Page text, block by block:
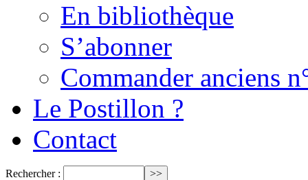
En bibliothèque
S’abonner
Commander anciens
Le Postillon ?
Contact
Rechercher :